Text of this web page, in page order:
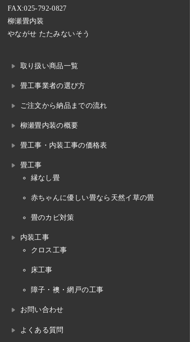
FAX:025-792-0827
柳瀬畳内装
やながせ たたみないそう
取り扱い商品一覧
畳工事業者の選び方
ご注文から納品までの流れ
柳瀬畳内装の概要
畳工事・内装工事の価格表
畳工事
縁なし畳
赤ちゃんに優しい畳なら天然イ草の畳
畳のカビ対策
内装工事
クロス工事
床工事
障子・襖・網戸の工事
お問い合わせ
よくある質問